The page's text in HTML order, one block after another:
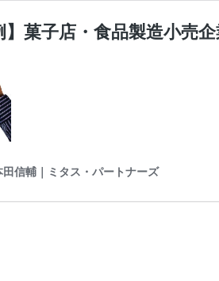
】菓子店・食品製造小売
信輔｜ミタス・パートナーズ